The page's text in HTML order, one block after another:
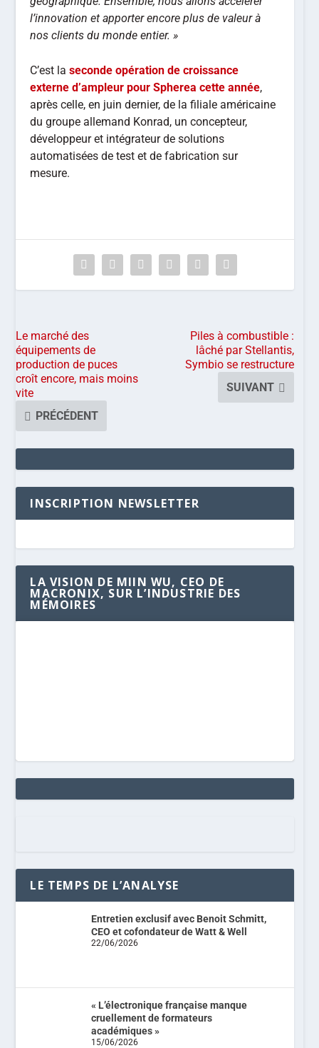
l’innovation et apporter encore plus de valeur à
nos clients du monde entier. »
C’est laseconde opération de croissance
externe d’ampleur pour Spherea cette année,
après celle, en juin dernier, de la filiale américaine
du groupe allemand Konrad, un concepteur,
développeur et intégrateur de solutions
automatisées de test et de fabrication sur
mesure.
Le marché des
équipements de
production de puces
croît encore, mais moins
vite
PRÉCÉDENT
Piles à combustible :
lâché par Stellantis,
Symbio se restructure
SUIVANT
INSCRIPTION NEWSLETTER
LA VISION DE MIIN WU, CEO DE
MACRONIX, SUR L’INDUSTRIE DES
MÉMOIRES
LE TEMPS DE L’ANALYSE
Entretien exclusif avec Benoit Schmitt,
CEO et cofondateur de Watt & Well
22/06/2026
« L’électronique française manque
cruellement de formateurs
académiques »
15/06/2026